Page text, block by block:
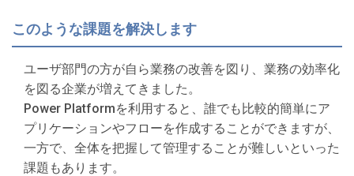
このような課題を解決します
ユーザ部門の方が自ら業務の改善を図り、業務の効率化
を図る企業が増えてきました。
Power Platformを利用すると、誰でも比較的簡単にア
プリケーションやフローを作成することができますが、
一方で、全体を把握して管理することが難しいといった
課題もあります。